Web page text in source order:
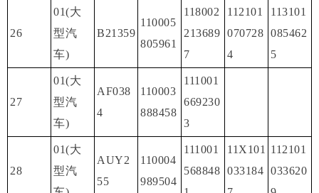
26
01(大
型汽
车)
B21359
110005
805961
118002
213689
7
112101
070728
4
113101
085462
5
27
01(大
型汽
车)
AF038
4
110003
888458
111001
669230
3
28
01(大
型汽
AUY2
55
110004
989504
111001
568848
11X101
033184
112101
033620